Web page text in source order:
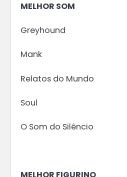
MELHOR SOM
Greyhound
Mank
Relatos do Mundo
Soul
O Som do Silêncio